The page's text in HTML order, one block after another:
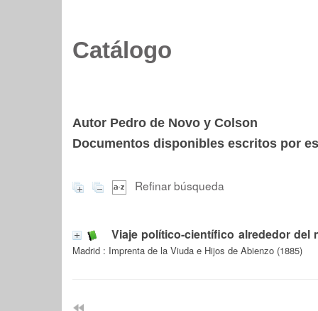
Catálogo
Autor Pedro de Novo y Colson
Documentos disponibles escritos por
Refinar búsqueda
Viaje político-científico alrededor
Madrid : Imprenta de la Viuda e Hijos de Abienzo (1885)